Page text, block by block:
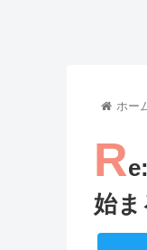
ホー
R
始ま